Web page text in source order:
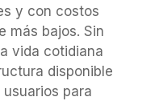
y con costos
más bajos. Sin
vida cotidiana
disponible
para